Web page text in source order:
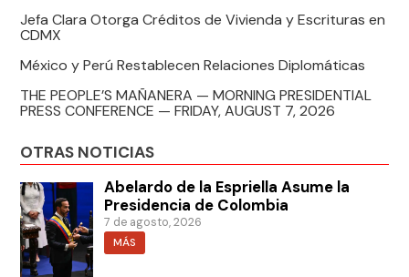
Jefa Clara Otorga Créditos de Vivienda y Escrituras en
CDMX
México y Perú Restablecen Relaciones Diplomáticas
THE PEOPLE’S MAÑANERA — MORNING PRESIDENTIAL
PRESS CONFERENCE — FRIDAY, AUGUST 7, 2026
OTRAS NOTICIAS
Abelardo de la Espriella Asume la
Presidencia de Colombia
7 de agosto, 2026
MÁS